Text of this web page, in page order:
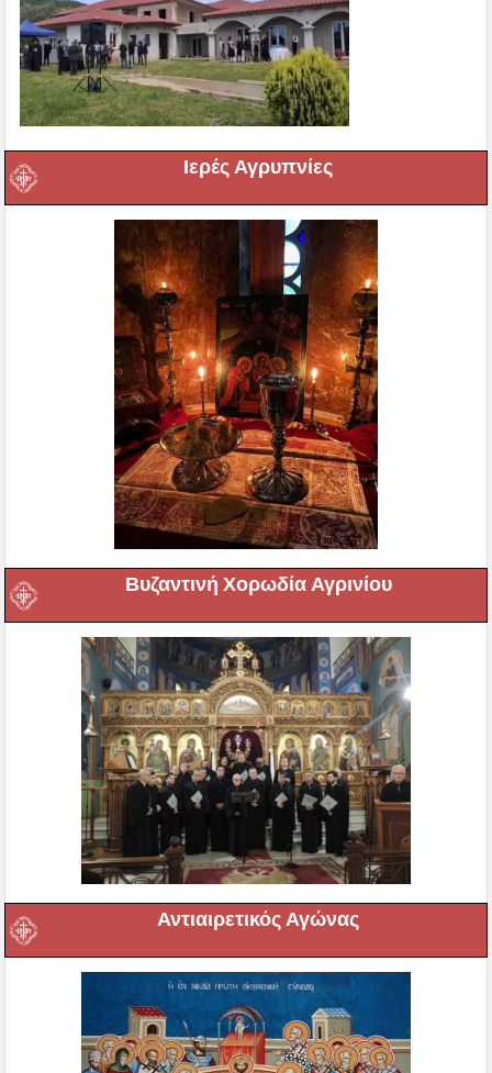
Ιερές Αγρυπνίες
Βυζαντινή Χορωδία Αγρινίου
Αντιαιρετικός Αγώνας